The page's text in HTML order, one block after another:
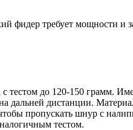
фидер требует мощности и
до 120-150 грамм.
дальней дистанции.
пропускать шнур с
тестом.